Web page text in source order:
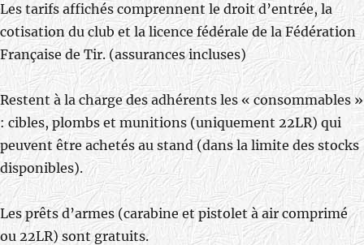
Les tarifs affichés comprennent le droit d’entrée, la
cotisation du club et la licence fédérale de la Fédération
Française de Tir. (assurances incluses)
Restent à la charge des adhérents les « consommables »
: cibles, plombs et munitions (uniquement 22LR) qui
peuvent être achetés au stand (dans la limite des stocks
disponibles).
Les prêts d’armes (carabine et pistolet à air comprimé
ou 22LR) sont gratuits.